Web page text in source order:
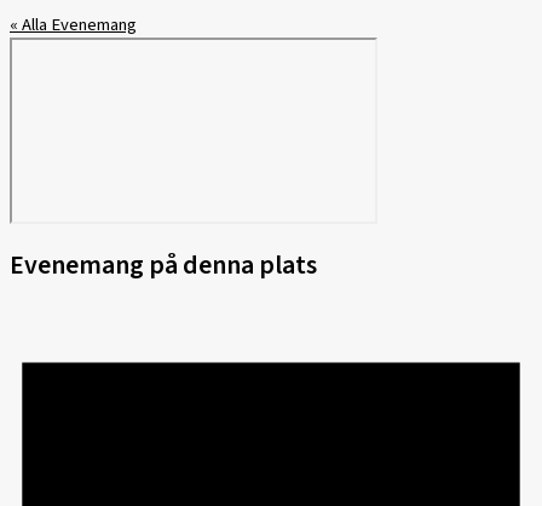
« Alla Evenemang
Evenemang på denna plats